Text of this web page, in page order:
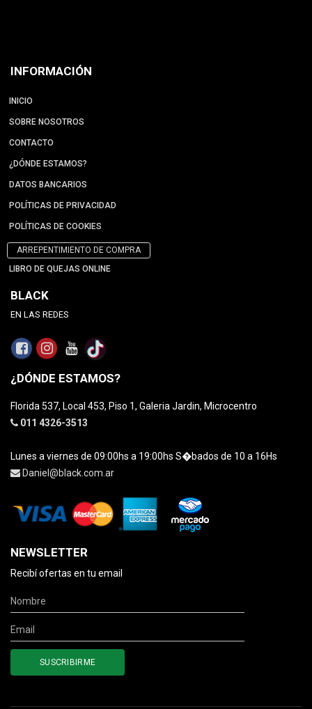
INFORMACIÓN
INICIO
SOBRE NOSOTROS
CONTACTO
¿DÓNDE ESTAMOS?
DATOS BANCARIOS
POLÍTICAS DE PRIVACIDAD
POLÍTICAS DE COOKIES
ARREPENTIMIENTO DE COMPRA
LIBRO DE QUEJAS ONLINE
BLACK
EN LAS REDES
¿DÓNDE ESTAMOS?
Florida 537, Local 453, Piso 1, Galeria Jardin, Microcentro
011 4326-3513
Lunes a viernes de 09:00hs a 19:00hs S�bados de 10 a 16Hs
Daniel@black.com.ar
NEWSLETTER
Recibí ofertas en tu email